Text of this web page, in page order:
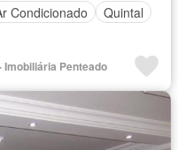
Condicionado
Quintal
Imobiliária Penteado